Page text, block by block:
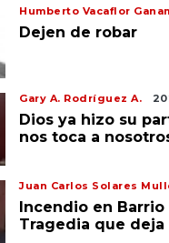
Humberto Vacaflor
Dejen de robar
Gary A. Rodríguez A.
Dios ya hizo su
nos toca a
Juan Carlos Solares
Incendio en Barrio
Tragedia que